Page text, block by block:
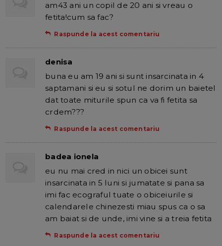
am43 ani un copil de 20 ani si vreau o
fetita!cum sa fac?
Raspunde la acest comentariu
denisa
buna eu am 19 ani si sunt insarcinata in 4
saptamani si eu si sotul ne dorim un baietel
dat toate miturile spun ca va fi fetita sa
crdem???
Raspunde la acest comentariu
badea ionela
eu nu mai cred in nici un obicei sunt
insarcinata in 5 luni si jumatate si pana sa
imi fac ecograful tuate o obiceiurile si
calendarele chinezesti miau spus ca o sa
am baiat si de unde, imi vine si a treia fetita
Raspunde la acest comentariu